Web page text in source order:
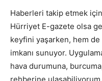
Haberleri takip etmek
Hürriyet E-gazete olsa
keyfini yaşarken, hem
imkanı sunuyor.
hava durumuna,